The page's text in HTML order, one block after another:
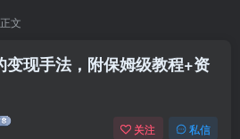
正文
现手法，附保姆级教程+资
关注 私信